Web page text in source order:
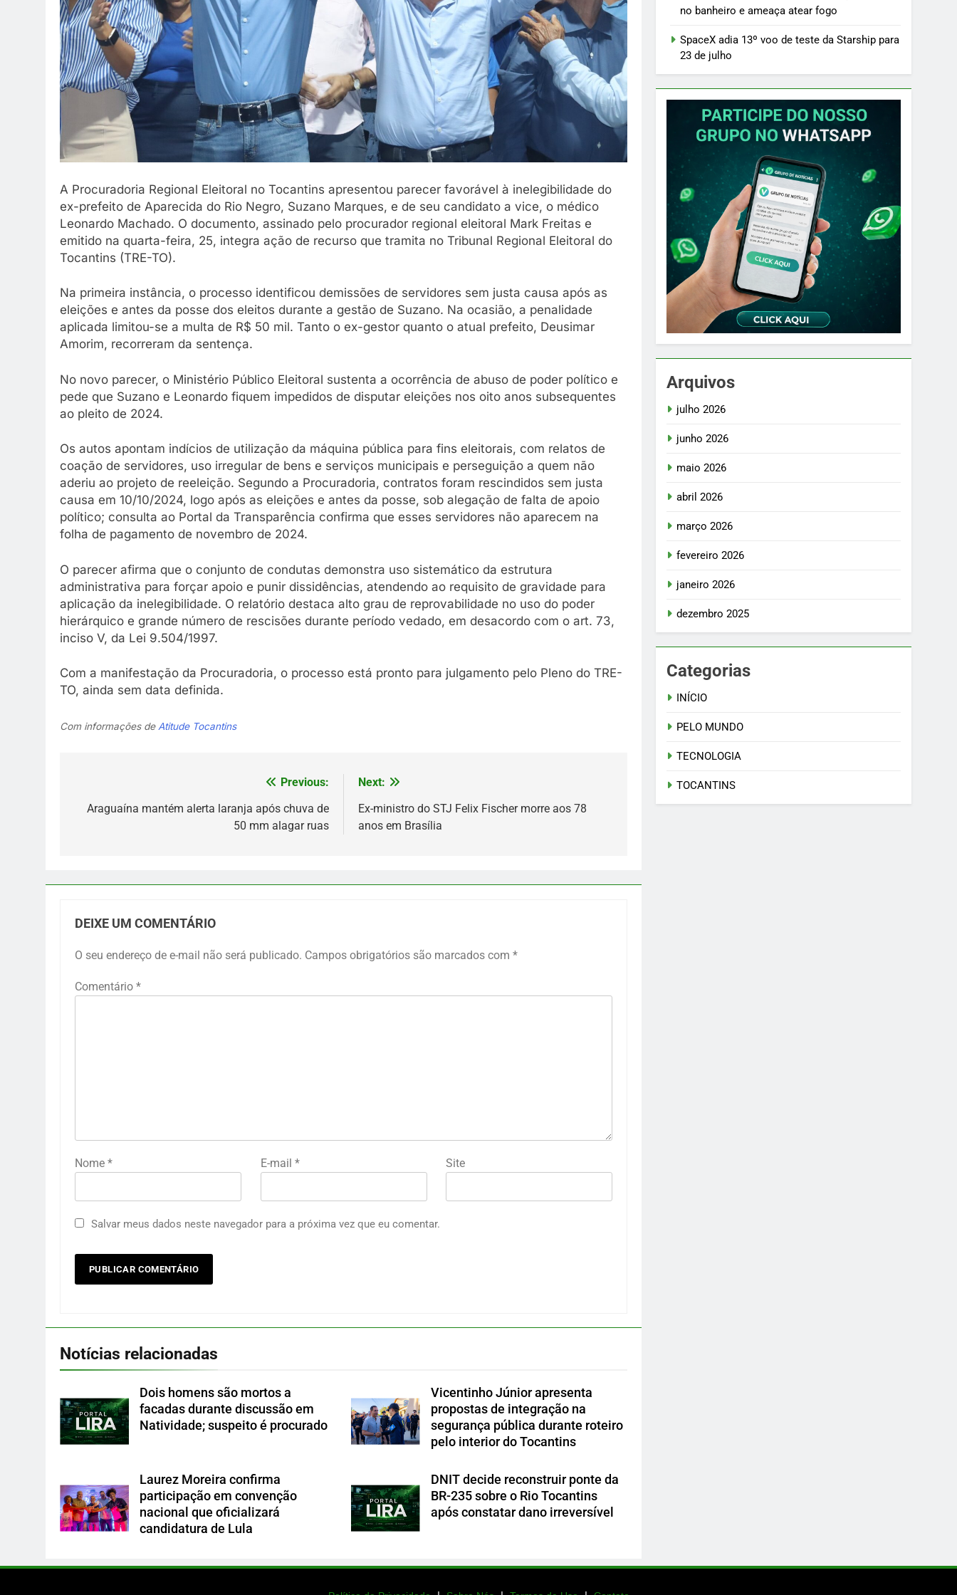
A Procuradoria Regional Eleitoral no Tocantins apresentou parecer favorável à inelegibilidade do
ex-prefeito de Aparecida do Rio Negro, Suzano Marques, e de seu candidato a vice, o médico
Leonardo Machado. O documento, assinado pelo procurador regional eleitoral Mark Freitas e
emitido na quarta-feira, 25, integra ação de recurso que tramita no Tribunal Regional Eleitoral do
Tocantins (TRE-TO).
Na primeira instância, o processo identificou demissões de servidores sem justa causa após as
eleições e antes da posse dos eleitos durante a gestão de Suzano. Na ocasião, a penalidade
aplicada limitou-se a multa de R$ 50 mil. Tanto o ex-gestor quanto o atual prefeito, Deusimar
Amorim, recorreram da sentença.
No novo parecer, o Ministério Público Eleitoral sustenta a ocorrência de abuso de poder político e
pede que Suzano e Leonardo fiquem impedidos de disputar eleições nos oito anos subsequentes
ao pleito de 2024.
Os autos apontam indícios de utilização da máquina pública para fins eleitorais, com relatos de
coação de servidores, uso irregular de bens e serviços municipais e perseguição a quem não
aderiu ao projeto de reeleição. Segundo a Procuradoria, contratos foram rescindidos sem justa
causa em 10/10/2024, logo após as eleições e antes da posse, sob alegação de falta de apoio
político; consulta ao Portal da Transparência confirma que esses servidores não aparecem na
folha de pagamento de novembro de 2024.
O parecer afirma que o conjunto de condutas demonstra uso sistemático da estrutura
administrativa para forçar apoio e punir dissidências, atendendo ao requisito de gravidade para
aplicação da inelegibilidade. O relatório destaca alto grau de reprovabilidade no uso do poder
hierárquico e grande número de rescisões durante período vedado, em desacordo com o art. 73,
inciso V, da Lei 9.504/1997.
Com a manifestação da Procuradoria, o processo está pronto para julgamento pelo Pleno do TRE-
TO, ainda sem data definida.
Com informações de Atitude Tocantins
de
Previous:
Araguaína mantém alerta laranja após chuva de
50 mm alagar ruas
Next:
Ex-ministro do STJ Felix Fischer morre aos 78
anos em Brasília
DEIXE UM COMENTÁRIO
O seu endereço de e-mail não será publicado. Campos obrigatórios são marcados com *
Comentário *
Nome * E-mail * Site
Salvar meus dados neste navegador para a próxima vez que eu comentar.
Notícias relacionadas
Dois homens são mortos a
facadas durante discussão em
Natividade; suspeito é procurado
Vicentinho Júnior apresenta
propostas de integração na
segurança pública durante roteiro
pelo interior do Tocantins
Laurez Moreira confirma
participação em convenção
nacional que oficializará
candidatura de Lula
DNIT decide reconstruir ponte da
BR-235 sobre o Rio Tocantins
após constatar dano irreversível
no banheiro e ameaça atear fogo
SpaceX adia 13º voo de teste da Starship para
23 de julho
Arquivos
julho 2026
junho 2026
maio 2026
abril 2026
março 2026
fevereiro 2026
janeiro 2026
dezembro 2025
Categorias
INÍCIO
PELO MUNDO
TECNOLOGIA
TOCANTINS